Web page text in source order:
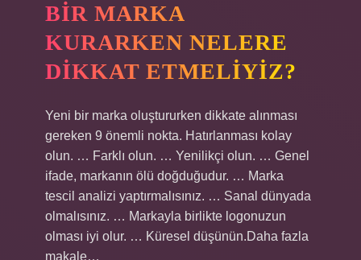
BIR MARKA
KURARKEN NELERE
DIKKAT ETMELIYIZ?
Yeni bir marka oluştururken dikkate alınması
gereken 9 önemli nokta. Hatırlanması kolay
olun. … Farklı olun. … Yenilikçi olun. … Genel
ifade, markanın ölü doğduğudur. … Marka
tescil analizi yaptırmalısınız. … Sanal dünyada
olmalısınız. … Markayla birlikte logonuzun
olması iyi olur. … Küresel düşünün.Daha fazla
makale…